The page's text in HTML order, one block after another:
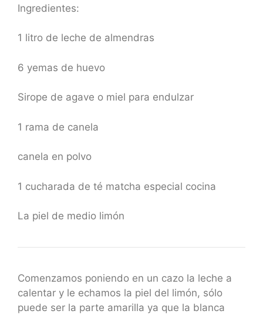
Ingredientes:
1 litro de leche de almendras
6 yemas de huevo
Sirope de agave o miel para endulzar
1 rama de canela
canela en polvo
1 cucharada de té matcha especial cocina
La piel de medio limón
Comenzamos poniendo en un cazo la leche a
calentar y le echamos la piel del limón, sólo
puede ser la parte amarilla ya que la blanca